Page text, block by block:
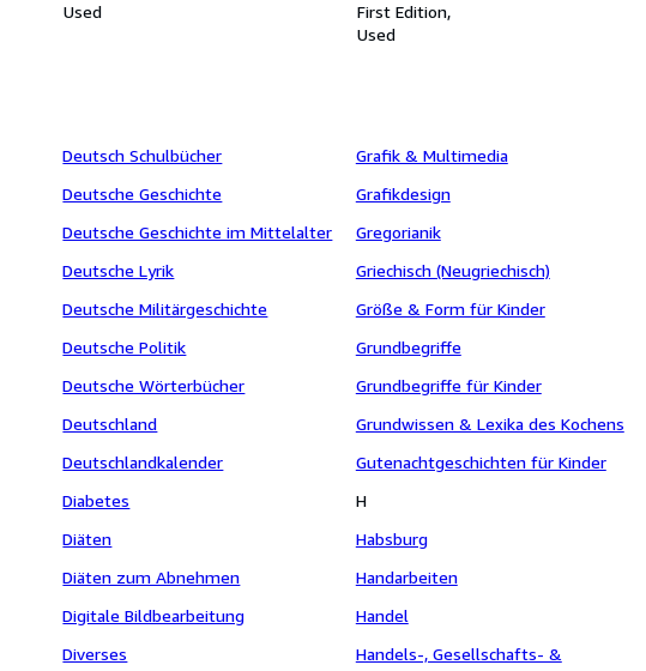
Used
First Edition
Used
Deutsch Schulbücher
Deutsche Geschichte
Deutsche Geschichte im Mittelalter
Deutsche Lyrik
Deutsche Militärgeschichte
Deutsche Politik
Deutsche Wörterbücher
Deutschland
Deutschlandkalender
Diabetes
Diäten
Diäten zum Abnehmen
Digitale Bildbearbeitung
Diverses
Grafik & Multimedia
Grafikdesign
Gregorianik
Griechisch (Neugriechisch)
Größe & Form für Kinder
Grundbegriffe
Grundbegriffe für Kinder
Grundwissen & Lexika des Kochens
Gutenachtgeschichten für Kinder
H
Habsburg
Handarbeiten
Handel
Handels-, Gesellschafts- &